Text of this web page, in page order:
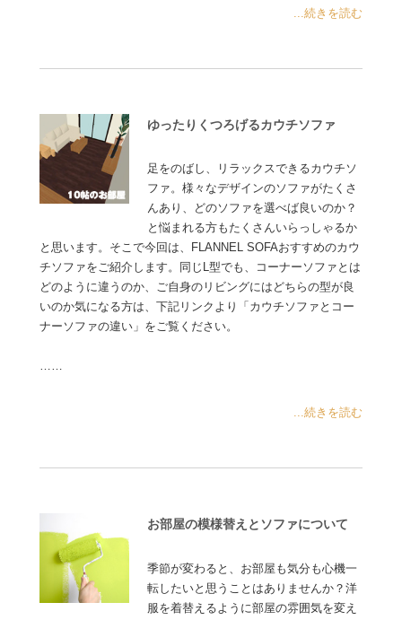
...続きを読む
ゆったりくつろげるカウチソファ
足をのばし、リラックスできるカウチソ
ファ。様々なデザインのソファがたくさ
んあり、どのソファを選べば良いのか？
と悩まれる方もたくさんいらっしゃるか
と思います。そこで今回は、FLANNEL SOFAおすすめのカウ
チソファをご紹介します。同じL型でも、コーナーソファとは
どのように違うのか、ご自身のリビングにはどちらの型が良
いのか気になる方は、下記リンクより「カウチソファとコー
ナーソファの違い」をご覧ください。
……
...続きを読む
お部屋の模様替えとソファについて
季節が変わると、お部屋も気分も心機一
転したいと思うことはありませんか？洋
服を着替えるように部屋の雰囲気を変え